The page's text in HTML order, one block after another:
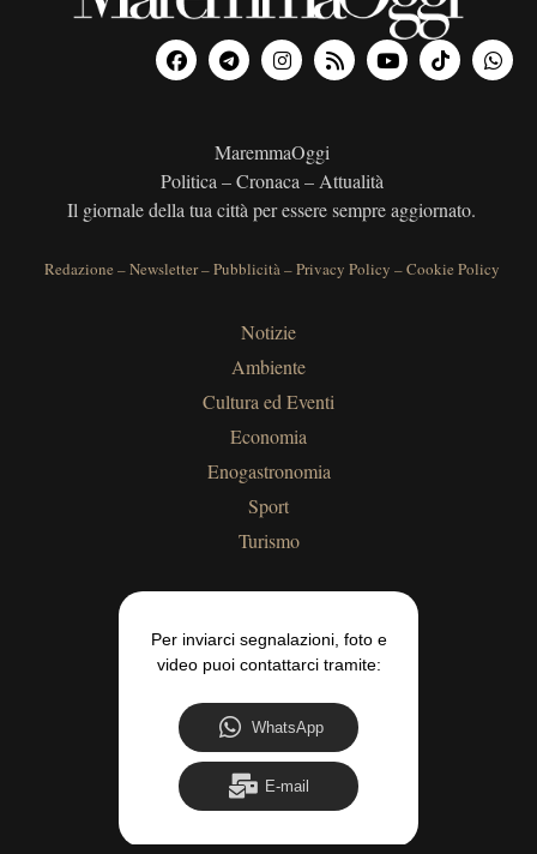
MaremmaOggi
Politica – Cronaca – Attualità
Il giornale della tua città per essere sempre aggiornato.
Redazione –Newsletter–Pubblicità–Privacy Policy –Cookie Policy
Notizie
Ambiente
Cultura ed Eventi
Economia
Enogastronomia
Sport
Turismo
Per inviarci segnalazioni, foto e
video puoi contattarci tramite:
WhatsApp
E-mail